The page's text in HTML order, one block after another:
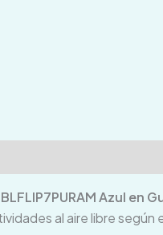
Azul en
al aire libre según